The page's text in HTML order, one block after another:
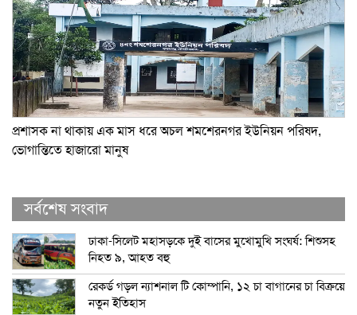
প্রশাসক না থাকায় এক মাস ধরে অচল শমশেরনগর ইউনিয়ন পরিষদ,
ভোগান্তিতে হাজারো মানুষ
সর্বশেষ সংবাদ
ঢাকা-সিলেট মহাসড়কে দুই বাসের মুখোমুখি সংঘর্ষ: শিশুসহ
নিহত ৯, আহত বহু
রেকর্ড গড়ল ন্যাশনাল টি কোম্পানি, ১২ চা বাগানের চা বিক্রয়ে
নতুন ইতিহাস